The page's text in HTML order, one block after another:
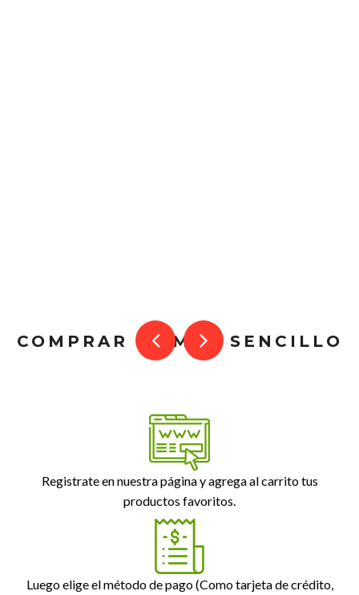
COMPRAR ES MUY SENCILLO
Registrate en nuestra página y agrega al carrito tus
productos favoritos.
Luego elige el método de pago (Como tarjeta de crédito,